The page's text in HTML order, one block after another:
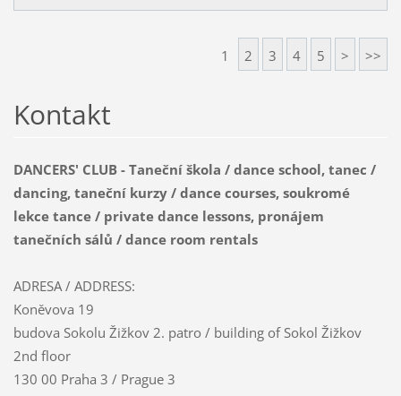
1 2 3 4 5 > >>
Kontakt
DANCERS' CLUB - Taneční škola / dance school, tanec /
dancing, taneční kurzy / dance courses, soukromé
lekce tance / private dance lessons, pronájem
tanečních sálů / dance room rentals
ADRESA / ADDRESS:
Koněvova 19
budova Sokolu Žižkov 2. patro / building of Sokol Žižkov
2nd floor
130 00 Praha 3 / Prague 3